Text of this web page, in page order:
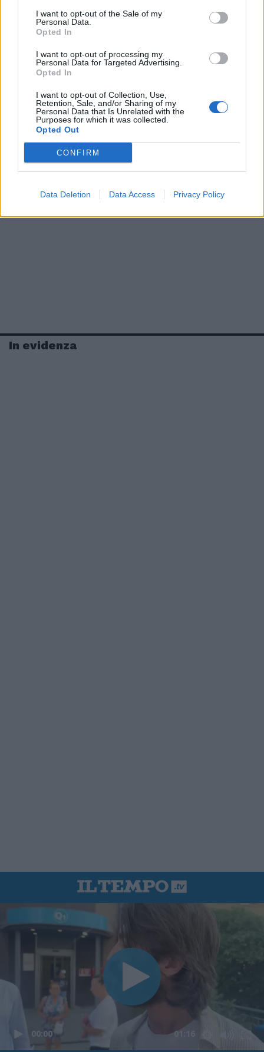
I want to opt-out of the Sale of my
Personal Data.
Opted In
I want to opt-out of processing my
Personal Data for Targeted Advertising.
Opted In
I want to opt-out of Collection, Use,
Retention, Sale, and/or Sharing of my
Personal Data that Is Unrelated with the
Purposes for which it was collected.
Opted Out
CONFIRM
Data Deletion Data Access Privacy Policy
In evidenza
00:00 01:16